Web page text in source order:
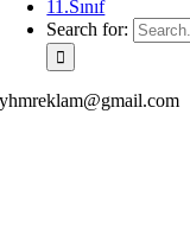
11.Sınıf
Search for:
yhmreklam@gmail.com